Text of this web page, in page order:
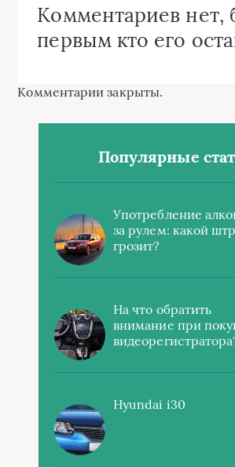
Комментариев нет,
первым кто его
Комментарии закрыты.
Популярные
Употребление
за рулем: какой
грозит?
На что обратить
внимание при
Hyundai i30